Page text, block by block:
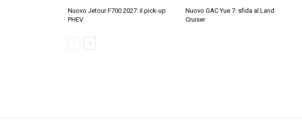
Nuovo Jetour F700 2027: il pick-up
PHEV
Nuovo GAC Yue 7: sfida al Land
Cruiser